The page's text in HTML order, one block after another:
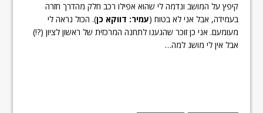
קיפץ על המושב ונדמה לי שהוא אפילו רכב חלק מהדרך חזרה
בעמידה, אבל אני לא בטוח (עמיר: דווקא כן). הכול נראה לי
מעומעם. אני כן זוכר שהגענו לתחנה המרכזית של ראשון לציון (?!)
אבל אין לי מושג למה…